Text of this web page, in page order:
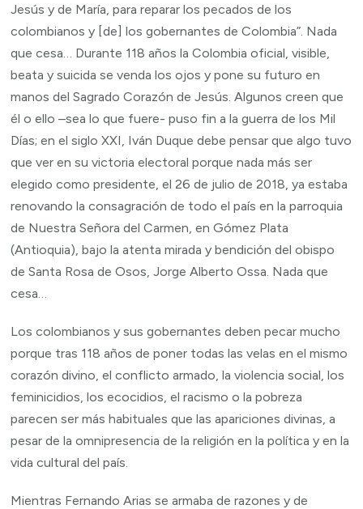
Jesús y de María, para reparar los pecados de los
colombianos y [de] los gobernantes de Colombia”. Nada
que cesa… Durante 118 años la Colombia oficial, visible,
beata y suicida se venda los ojos y pone su futuro en
manos del Sagrado Corazón de Jesús. Algunos creen que
él o ello –sea lo que fuere- puso fin a la guerra de los Mil
Días; en el siglo XXI, Iván Duque debe pensar que algo tuvo
que ver en su victoria electoral porque nada más ser
elegido como presidente, el 26 de julio de 2018, ya estaba
renovando la consagración de todo el país en la parroquia
de Nuestra Señora del Carmen, en Gómez Plata
(Antioquia), bajo la atenta mirada y bendición del obispo
de Santa Rosa de Osos, Jorge Alberto Ossa. Nada que
cesa…
Los colombianos y sus gobernantes deben pecar mucho
porque tras 118 años de poner todas las velas en el mismo
corazón divino, el conflicto armado, la violencia social, los
feminicidios, los ecocidios, el racismo o la pobreza
parecen ser más habituales que las apariciones divinas, a
pesar de la omnipresencia de la religión en la política y en la
vida cultural del país.
Mientras Fernando Arias se armaba de razones y de